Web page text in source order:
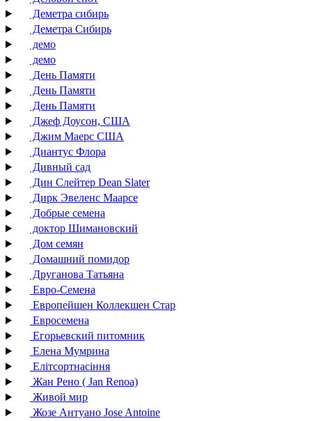
Деметра сибирь
Деметра Сибирь
демо
демо
День Памяти
День Памяти
День Памяти
Джеф Доусон, США
Джим Маерс США
Диантус Флора
Дивный сад
Дин Слейтер Dean Slater
Дирк Эвеленс Маарсе
Добрые семена
доктор Шимановский
Дом семян
Домашний помидор
Друганова Татьяна
Евро-Семена
Европейшен Коллекшен Стар
Евросемена
Егорьевский питомник
Елена Мумрина
Елітсортнасіння
Жан Рено ( Jan Renoa)
Живой мир
Жозе Антуано Jose Antoine